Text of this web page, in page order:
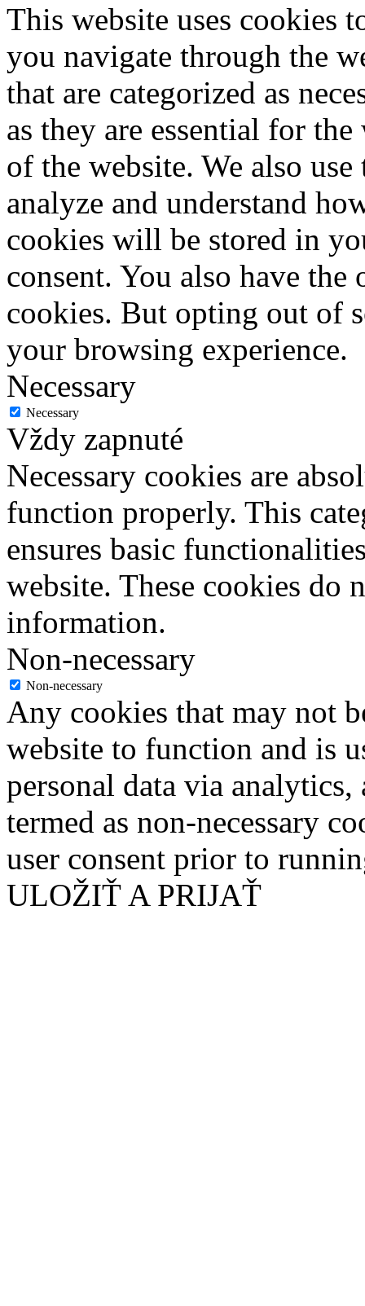
This website uses cookies
you navigate through the
that are categorized as
as they are essential for
of the website. We also
analyze and understand
cookies will be stored in
consent. You also have
cookies. But opting out of
your browsing experience.
Necessary
Necessary
Vždy zapnuté
Necessary cookies are
function properly. This
ensures basic
website. These cookies do
information.
Non-necessary
Non-necessary
Any cookies that may not
website to function and is
personal data via analytics,
termed as non-necessary
user consent prior to
ULOŽIŤ A PRIJAŤ